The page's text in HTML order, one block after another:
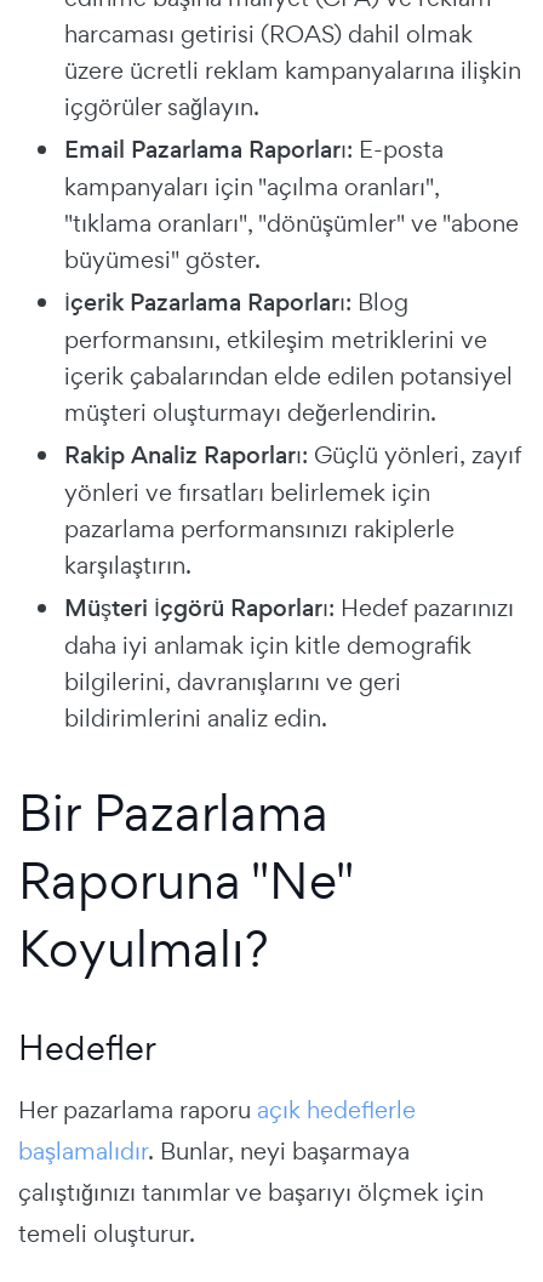
harcaması getirisi (ROAS) dahil olmak
üzere ücretli reklam kampanyalarına ilişkin
içgörüler sağlayın.
Email Pazarlama Raporları: E-posta
kampanyaları için "açılma oranları",
"tıklama oranları", "dönüşümler" ve "abone
büyümesi" göster.
İçerik Pazarlama Raporları: Blog
performansını, etkileşim metriklerini ve
içerik çabalarından elde edilen potansiyel
müşteri oluşturmayı değerlendirin.
Rakip Analiz Raporları: Güçlü yönleri, zayıf
yönleri ve fırsatları belirlemek için
pazarlama performansınızı rakiplerle
karşılaştırın.
Müşteri İçgörü Raporları: Hedef pazarınızı
daha iyi anlamak için kitle demografik
bilgilerini, davranışlarını ve geri
bildirimlerini analiz edin.
Bir Pazarlama
Raporuna "Ne"
Koyulmalı?
Hedefler
Her pazarlama raporu açık hedeflerle
başlamalıdır. Bunlar, neyi başarmaya
çalıştığınızı tanımlar ve başarıyı ölçmek için
temeli oluşturur.